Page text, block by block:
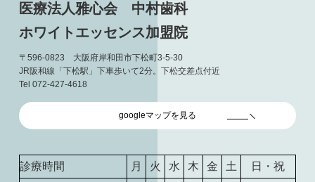
医療法人雅心会 中村歯科
ホワイトエッセンス加盟院
〒596-0823 大阪府岸和田市下松町3-5-30
JR阪和線「下松駅」下車歩いて2分。下松交差点付近
Tel 072-427-4618
googleマップを見る
診療時間 月 火 水 木 金 土
日・祝